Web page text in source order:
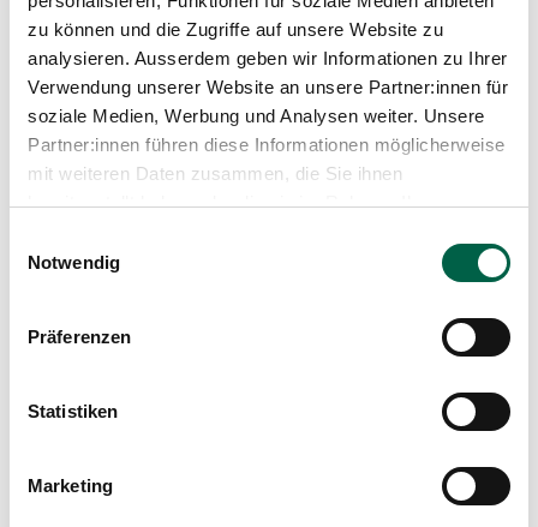
zu können und die Zugriffe auf unsere Website zu
analysieren. Ausserdem geben wir Informationen zu Ihrer
Verwendung unserer Website an unsere Partner:innen für
soziale Medien, Werbung und Analysen weiter. Unsere
Partner:innen führen diese Informationen möglicherweise
mit weiteren Daten zusammen, die Sie ihnen
bereitgestellt haben oder die sie im Rahmen Ihrer
Notwendig
Präferenzen
Statistiken
Marketing
Prof. Dr. med. Ludwig Theodor Heuss
Chefarzt, Innere Medizin, Leiter Departement Notfall-
und Akutmedizin, Spitalleitung
Spital Zollikerberg
Departement Notfall- und Akutmedizin